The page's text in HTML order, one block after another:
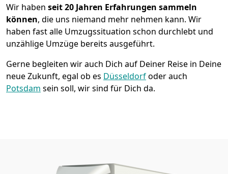
Wir haben seit20 Jahren Erfahrungen sammeln
können, die uns niemand mehr nehmen kann. Wir
haben fast alle Umzugssituation schon durchlebt und
unzählige Umzüge bereits ausgeführt.
Gerne begleiten wir auch Dich auf Deiner Reise in Deine
neue Zukunft, egal ob es Düsseldorfoder auch
Potsdam sein soll, wir sind für Dich da.